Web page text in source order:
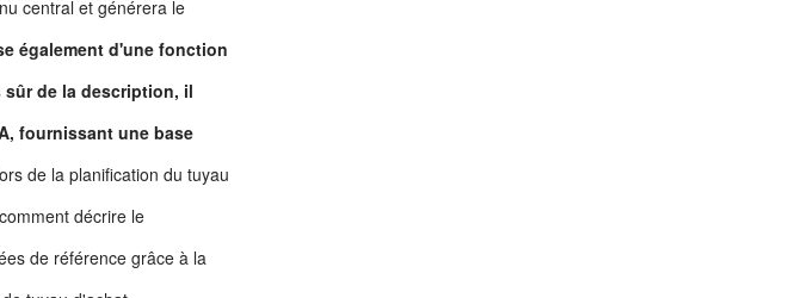
central et générera le
également d'une fonction
de la description, il
fournissant une base
de la planification du tuyau
décrire le
de référence grâce à la